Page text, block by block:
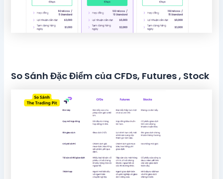
So Sánh Đặc Điểm của CFDs, Futures , Stock